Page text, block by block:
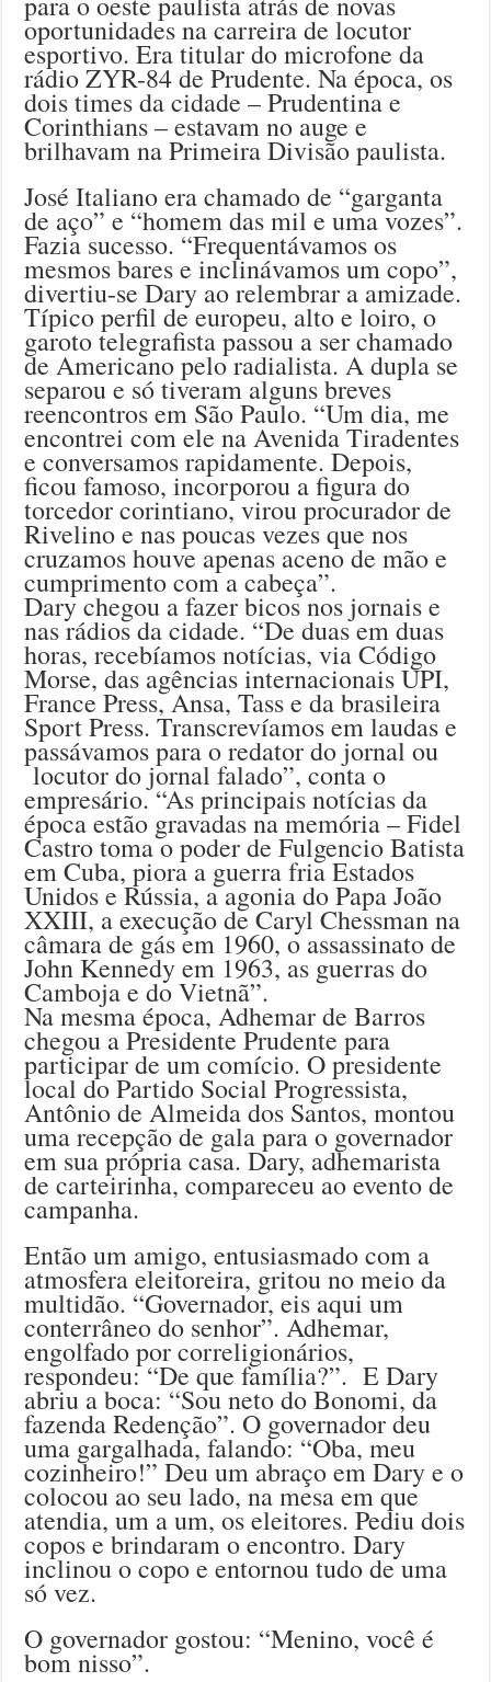
oportunidades na carreira de locutor
esportivo. Era titular do microfone da
rádio ZYR-84 de Prudente. Na época, os
dois times da cidade – Prudentina e
Corinthians – estavam no auge e
brilhavam na Primeira Divisão paulista.
José Italiano era chamado de “garganta
de aço” e “homem das mil e uma vozes”.
Fazia sucesso. “Frequentávamos os
mesmos bares e inclinávamos um copo”,
divertiu-se Dary ao relembrar a amizade.
Típico perfil de europeu, alto e loiro, o
garoto telegrafista passou a ser chamado
de Americano pelo radialista. A dupla se
separou e só tiveram alguns breves
reencontros em São Paulo. “Um dia, me
encontrei com ele na Avenida Tiradentes
e conversamos rapidamente. Depois,
ficou famoso, incorporou a figura do
torcedor corintiano, virou procurador de
Rivelino e nas poucas vezes que nos
cruzamos houve apenas aceno de mão e
cumprimento com a cabeça”.
Dary chegou a fazer bicos nos jornais e
nas rádios da cidade. “De duas em duas
horas, recebíamos notícias, via Código
Morse, das agências internacionais UPI,
France Press, Ansa, Tass e da brasileira
Sport Press. Transcrevíamos em laudas e
passávamos para o redator do jornal ou
locutor do jornal falado”, conta o
empresário. “As principais notícias da
época estão gravadas na memória – Fidel
Castro toma o poder de Fulgencio Batista
em Cuba, piora a guerra fria Estados
Unidos e Rússia, a agonia do Papa João
XXIII, a execução de Caryl Chessman na
câmara de gás em 1960, o assassinato de
John Kennedy em 1963, as guerras do
Camboja e do Vietnã”.
Na mesma época, Adhemar de Barros
chegou a Presidente Prudente para
participar de um comício. O presidente
local do Partido Social Progressista,
Antônio de Almeida dos Santos, montou
uma recepção de gala para o governador
em sua própria casa. Dary, adhemarista
de carteirinha, compareceu ao evento de
campanha.
Então um amigo, entusiasmado com a
atmosfera eleitoreira, gritou no meio da
multidão. “Governador, eis aqui um
conterrâneo do senhor”. Adhemar,
engolfado por correligionários,
respondeu: “De que família?”. E Dary
abriu a boca: “Sou neto do Bonomi, da
fazenda Redenção”. O governador deu
uma gargalhada, falando: “Oba, meu
cozinheiro!” Deu um abraço em Dary e o
colocou ao seu lado, na mesa em que
atendia, um a um, os eleitores. Pediu dois
copos e brindaram o encontro. Dary
inclinou o copo e entornou tudo de uma
só vez.
O governador gostou: “Menino, você é
bom nisso”.